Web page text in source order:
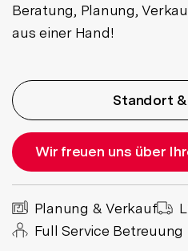
Beratung, Planung,
aus einer Hand!
Standort
Wir freuen uns über
Planung & Verkauf
Full Service Betreuung